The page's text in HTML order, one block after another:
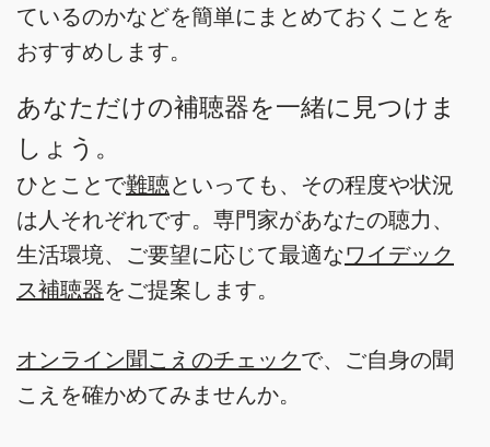
ているのかなどを簡単にまとめておくことを
おすすめします。
あなただけの補聴器を一緒に見つけま
しょう。
ひとことで難聴といっても、その程度や状況
は人それぞれです。専門家があなたの聴力、
生活環境、ご要望に応じて最適なワイデック
ス補聴器をご提案します。
オンライン聞こえのチェックで、ご自身の聞
こえを確かめてみませんか。